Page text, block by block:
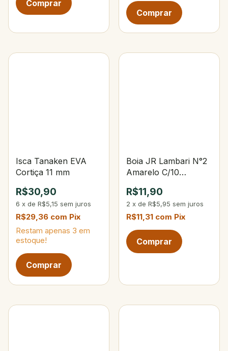
Isca Tanaken EVA
Cortiça 11 mm
R$30,90
6 x de R$5,15 sem juros
R$29,36 com Pix
Restam apenas 3 em
estoque!
Boia JR Lambari N°2
Amarelo C/10
R$11,90
2 x de R$5,95 sem juros
R$11,31 com Pix